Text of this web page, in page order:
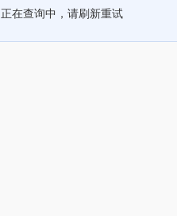
正在查询中，请刷新重试